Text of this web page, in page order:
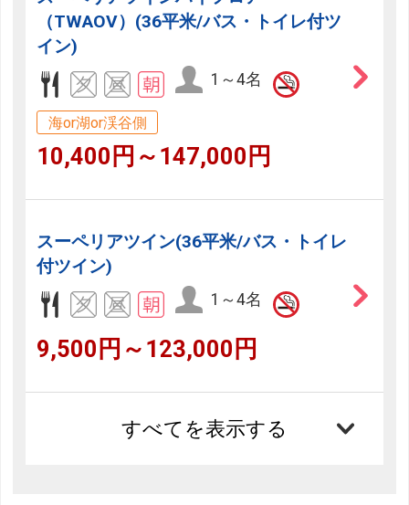
（TWAOV）(36平米/バス・トイレ付ツ
イン)
1～4名
海or湖or渓谷側
10,400円～147,000円
スーペリアツイン(36平米/バス・トイレ
付ツイン)
1～4名
9,500円～123,000円
すべてを表示する